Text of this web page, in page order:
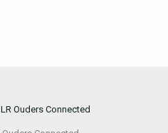
Ouders Connected